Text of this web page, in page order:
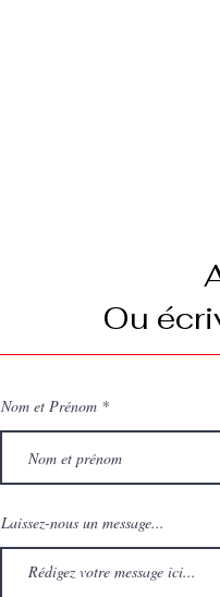
Ou
Nom et Prénom
Laissez-nous un message...